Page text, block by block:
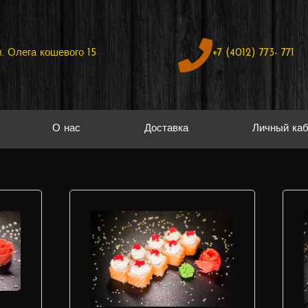
Олега кошевого 15 +7 (4012) 773- 771
О нас Доставка Личный